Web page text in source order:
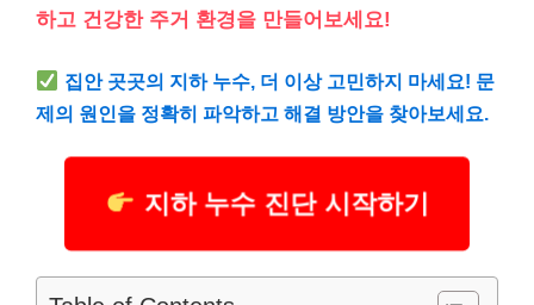
하고 건강한 주거 환경을 만들어보세요!
집안 곳곳의 지하 누수, 더 이상 고민하지 마세요! 문
제의 원인을 정확히 파악하고 해결 방안을 찾아보세요.
지하 누수 진단 시작하기